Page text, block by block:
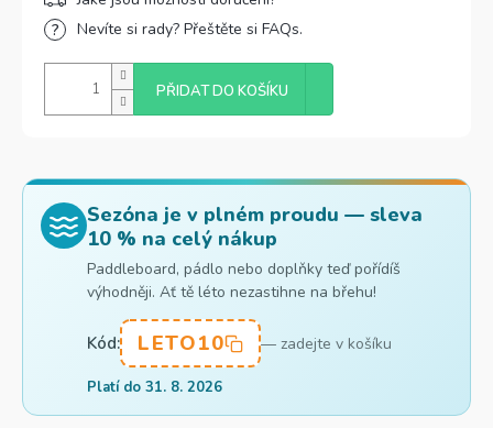
Nevíte si rady? Přeštěte si FAQs.
PŘIDAT DO KOŠÍKU
Sezóna je v plném proudu — sleva
10 % na celý nákup
Paddleboard, pádlo nebo doplňky teď pořídíš
výhodněji. Ať tě léto nezastihne na břehu!
Kód: LETO10 — zadejte v košíku
Platí do 31. 8. 2026